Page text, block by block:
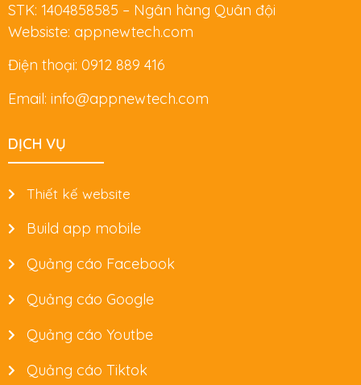
STK: 1404858585 – Ngân hàng Quân đội
Websiste: appnewtech.com
Điện thoại: 0912 889 416
Email: info@appnewtech.com
DỊCH VỤ
Thiết kế website
Build app mobile
Quảng cáo Facebook
Quảng cáo Google
Quảng cáo Youtbe
Quảng cáo Tiktok